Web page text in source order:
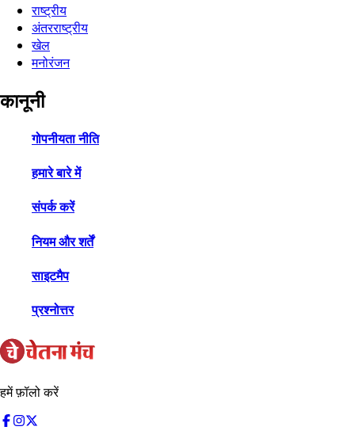
राष्ट्रीय
अंतरराष्ट्रीय
खेल
मनोरंजन
कानूनी
गोपनीयता नीति
हमारे बारे में
संपर्क करें
नियम और शर्तें
साइटमैप
प्रश्नोत्तर
हमें फ़ॉलो करें